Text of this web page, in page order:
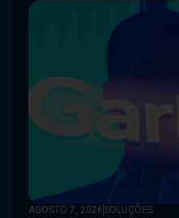
AGOSTO 7, 2026 SOLUÇÕES